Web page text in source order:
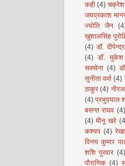
कही (4)
जयप्रकाश
ज्योति जैन
खुशालसिंह
(4) डॉ.
(4) डॉ. मुकेश
सक्सेना (4)
सुनीता वर्मा (4)
ठाकुर (4)
(4) प्रभुदयाल
बसन्त राघव (4)
(4) मीनू खरे
कश्यप (4)
विनय कुमार
शशि पुरवार (4)
पौराणिक (4)